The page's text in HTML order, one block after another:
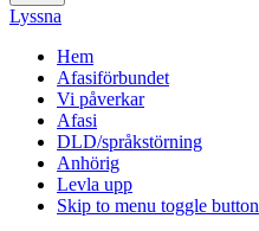
Öppna
meny:
%s
Lyssna
Hem
Afasiförbundet
Vi påverkar
Afasi
DLD/språkstörning
Anhörig
Levla upp
Skip to menu toggle button